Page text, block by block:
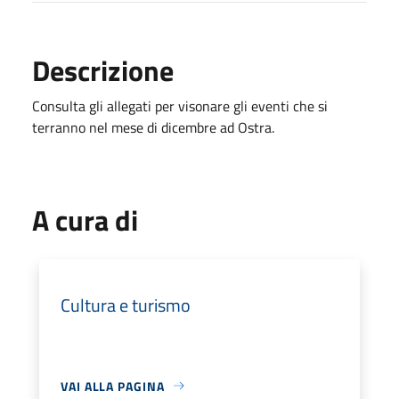
Descrizione
Consulta gli allegati per visonare gli eventi che si
terranno nel mese di dicembre ad Ostra.
A cura di
Cultura e turismo
VAI ALLA PAGINA